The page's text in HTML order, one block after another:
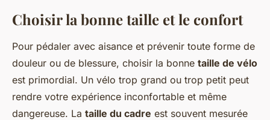
Choisir la bonne taille et le confort
Pour pédaler avec aisance et prévenir toute forme de
douleur ou de blessure, choisir la bonne taille de vélo
est primordial. Un vélo trop grand ou trop petit peut
rendre votre expérience inconfortable et même
dangereuse. La taille du cadre est souvent mesurée